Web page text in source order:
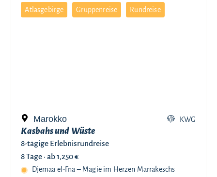
Atlasgebirge Gruppenreise Rundreise
Marokko KWG
Kasbahs und Wüste
8-tägige Erlebnisrundreise
8 Tage · ab 1,250 €
Djemaa el-Fna – Magie im Herzen Marrakeschs